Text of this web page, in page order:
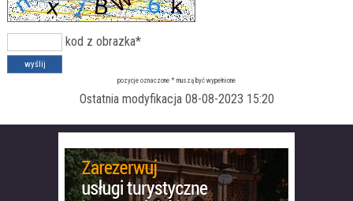
kod z obrazka*
pozycje oznaczone * muszą być wypełnione
Ostatnia modyfikacja 08-08-2023 15:20